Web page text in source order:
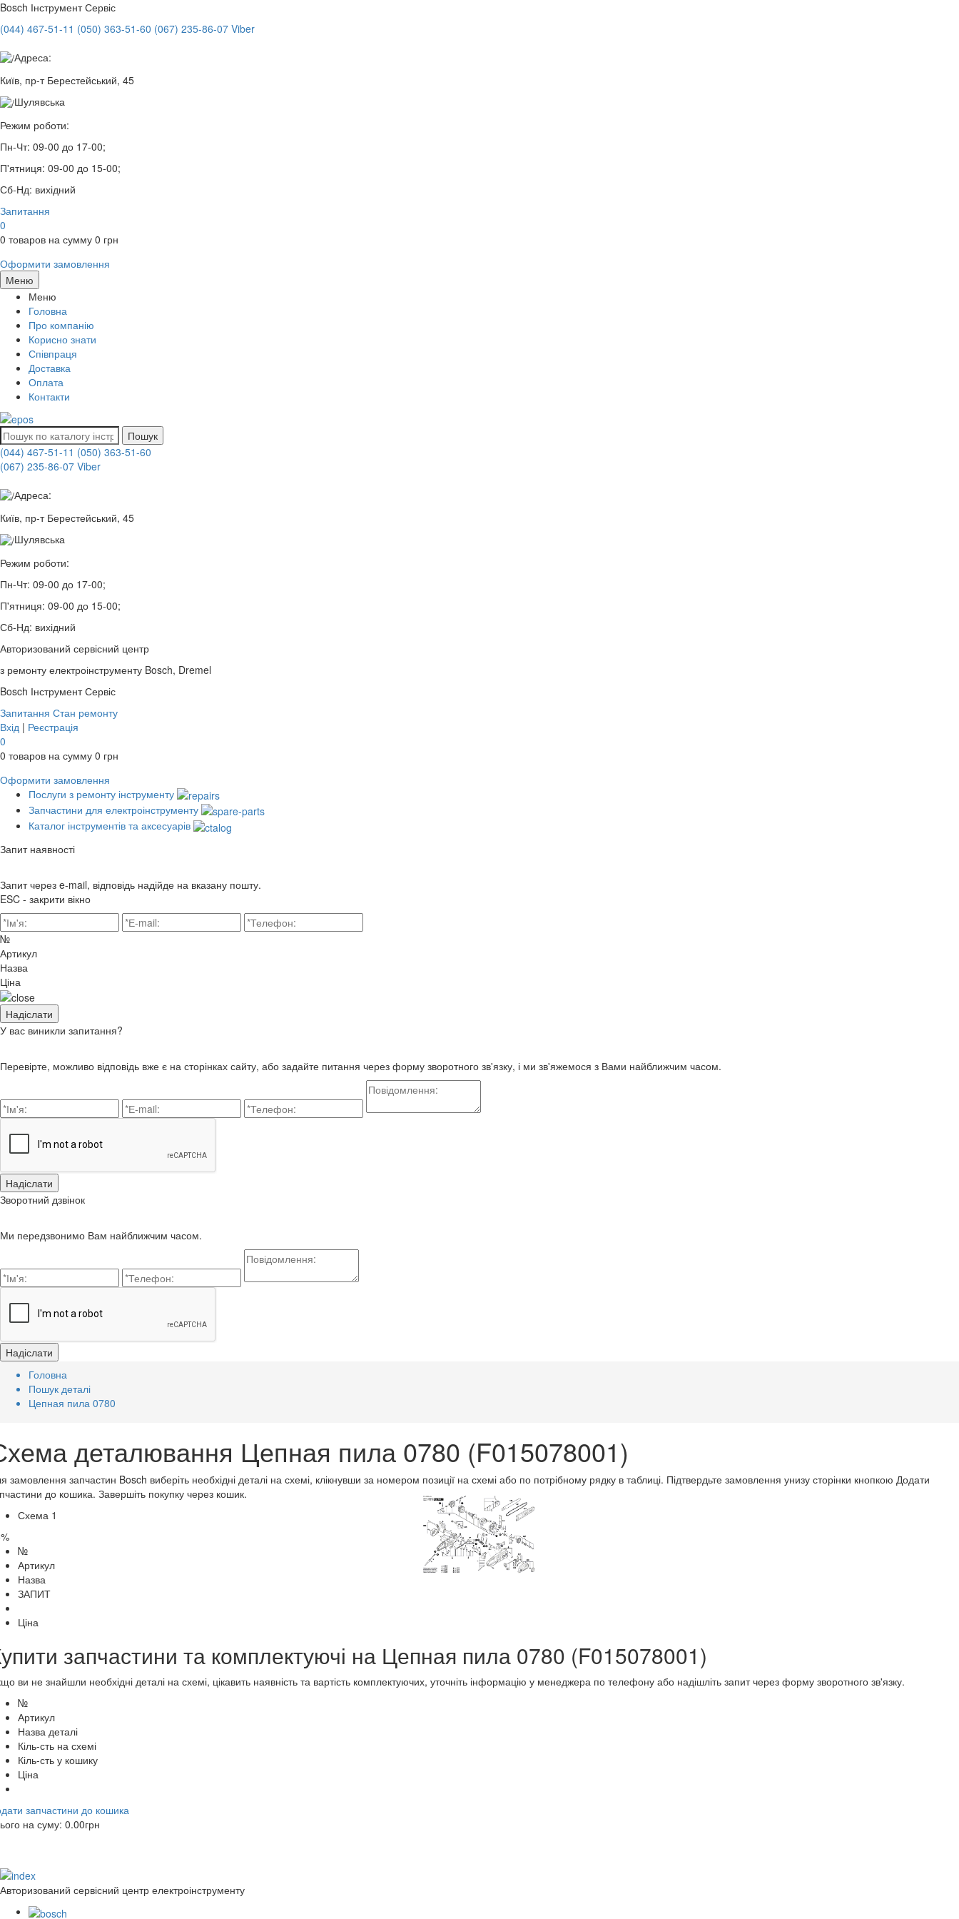
Bosch Інструмент Сервіс
(044) 467-51-11 (050) 363-51-60 (067) 235-86-07 Viber
Адреса:
Київ, пр-т Берестейський, 45
Шулявська
Режим роботи:
Пн-Чт: 09-00 до 17-00;
П'ятниця: 09-00 до 15-00;
Сб-Нд: вихідний
Запитання
0
0 товаров на сумму 0 грн
Оформити замовлення
Меню
Меню
Головна
Про компанію
Корисно знати
Співпраця
Доставка
Оплата
Контакти
Пошук
(044) 467-51-11 (050) 363-51-60
(067) 235-86-07 Viber
Адреса:
Київ, пр-т Берестейський, 45
Шулявська
Режим роботи:
Пн-Чт: 09-00 до 17-00;
П'ятниця: 09-00 до 15-00;
Сб-Нд: вихідний
Авторизований сервісний центр
з ремонту електроінструменту Bosch, Dremel
Bosch Інструмент Сервіс
Запитання Стан ремонту
Вхід | Реєстрація
0
0 товаров на сумму 0 грн
Оформити замовлення
Послуги з ремонту інструменту
Запчастини для електроінструменту
Каталог інструментів та аксесуарів
Запит наявності
Запит через e-mail, відповідь надійде на вказану пошту.
ESC - закрити вікно
№
Артикул
Назва
Ціна
У вас виникли запитання?
Перевірте, можливо відповідь вже є на сторінках сайту, або задайте питання через форму зворотного зв'язку, і ми зв'яжемося з Вами найближчим часом.
Зворотний дзвінок
Ми передзвонимо Вам найближчим часом.
Головна
Пошук деталі
Цепная пила 0780
деталювання Цепная пила 0780 (F015078001)
замовлення запчастин Bosch виберіть необхідні деталі на схемі, клікнувши за номером позиції на схемі або по потрібному рядку в таблиці. Підтвердьте замовлення унизу сторінки кнопкою Додати
до кошика. Завершіть покупку через кошик.
Схема 1
№
Артикул
Назва
ЗАПИТ
Ціна
запчастини та комплектуючі на Цепная пила 0780 (F015078001)
ви не знайшли необхідні деталі на схемі, цікавить наявність та вартість комплектуючих, уточніть інформацію у менеджера по телефону або надішліть запит через форму зворотного зв'язку.
№
Артикул
Назва деталі
Кіль-сть на схемі
Кіль-сть у кошику
Ціна
запчастини до кошика
на суму: 0.00грн
Авторизований сервісний центр електроінструменту